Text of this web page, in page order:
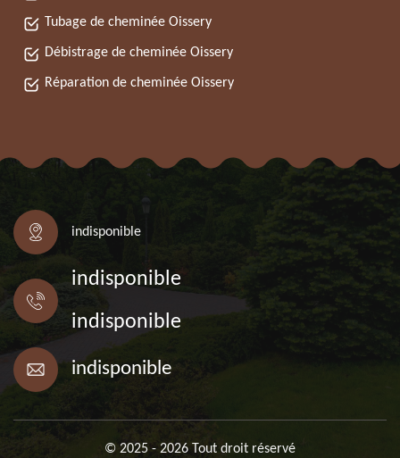
Tubage de cheminée Oissery
Débistrage de cheminée Oissery
Réparation de cheminée Oissery
indisponible
indisponible
indisponible
indisponible
© 2025 - 2026 Tout droit réservé